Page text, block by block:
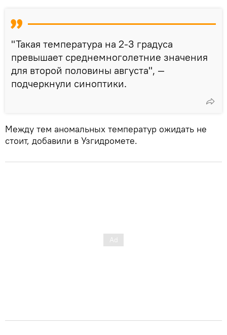
"Такая температура на 2-3 градуса
превышает среднемноголетние значения
для второй половины августа", —
подчеркнули синоптики.
Между тем аномальных температур ожидать не
стоит, добавили в Узгидромете.